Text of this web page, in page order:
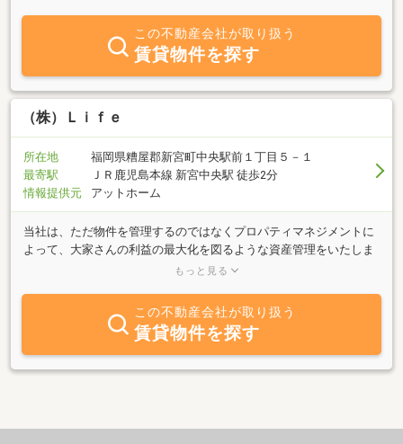
この不動産会社が取り扱う
賃貸物件を探す
（株）Ｌｉｆｅ
所在地
福岡県糟屋郡新宮町中央駅前１丁目５－１
最寄駅
ＪＲ鹿児島本線 新宮中央駅 徒歩2分
情報提供元
アットホーム
当社は、ただ物件を管理するのではなくプロパティマネジメントに
よって、大家さんの利益の最大化を図るような資産管理をいたしま
す。プロパティマネジメントとは、不動産経営に関する様々な業務
ー様が不動産経営によって得られる利益を最大化するように資産管
理するということです。オーナー様のご希望を可能な限り汲み取
り、リスクを分析し、考えられうるプランのなかからオーナー様が
最大限の利益を享受できるような投資プランを提案させていただき
ます。
もっと見る
この不動産会社が取り扱う
賃貸物件を探す